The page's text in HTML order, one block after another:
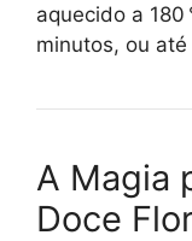
aquecido a
minutos, ou até
A Magia
Doce